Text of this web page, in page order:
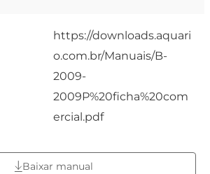
https://downloads.aquari
o.com.br/Manuais/B-
2009-
2009P%20ficha%20com
ercial.pdf
Baixar manual